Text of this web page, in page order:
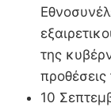
της
10